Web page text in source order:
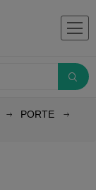
PORTE